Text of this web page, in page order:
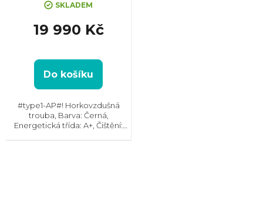
SKLADEM
19 990 Kč
Do košíku
#type1-AP#! Horkovzdušná
trouba, Barva: Černá,
Energetická třída: A+, Čištění: